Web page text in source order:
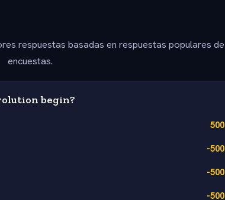
respuestas basadas en respuestas populares de
encuestas.
begin?
500
-500
-500
-500